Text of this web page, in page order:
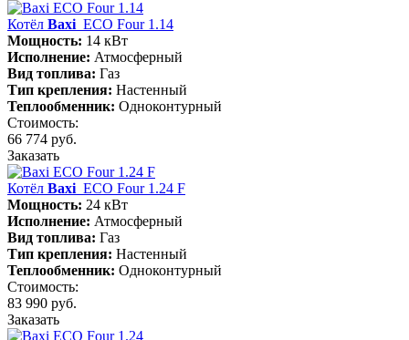
Котёл Baxi ECO Four 1.14
Мощность: 14 кВт
Исполнение: Атмосферный
Вид топлива: Газ
Тип крепления: Настенный
Теплообменник: Одноконтурный
Стоимость:
66 774 руб.
Заказать
Котёл Baxi ECO Four 1.24 F
Мощность: 24 кВт
Исполнение: Атмосферный
Вид топлива: Газ
Тип крепления: Настенный
Теплообменник: Одноконтурный
Стоимость:
83 990 руб.
Заказать